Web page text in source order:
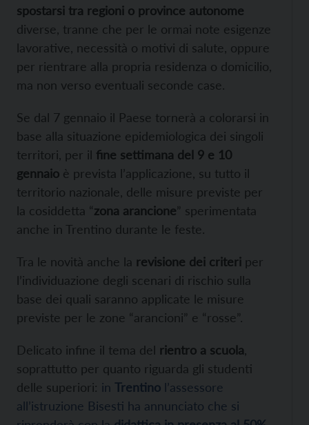
spostarsi tra regioni o province autonome
diverse, tranne che per le ormai note esigenze
lavorative, necessità o motivi di salute, oppure
per rientrare alla propria residenza o domicilio,
ma non verso eventuali seconde case.
Se dal 7 gennaio il Paese tornerà a colorarsi in
base alla situazione epidemiologica dei singoli
territori, per il fine settimana del 9 e 10
gennaio è prevista l’applicazione, su tutto il
territorio nazionale, delle misure previste per
la cosiddetta “zona arancione” sperimentata
anche in Trentino durante le feste.
Tra le novità anche la revisione dei criteri per
l’individuazione degli scenari di rischio sulla
base dei quali saranno applicate le misure
previste per le zone “arancioni” e “rosse”.
Delicato infine il tema del rientro a scuola
soprattutto per quanto riguarda gli studenti
delle superiori: in Trentino l’assessore
all’istruzione Bisesti ha annunciato che si